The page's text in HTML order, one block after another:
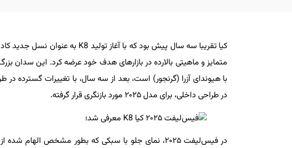
متمایز و ماهیتی بالارده در بازارهای هدف خود عرضه کرد. این سدان
با هیوندای آزرا (گرنجور) است، بعد از سه سال، با تغییرات گسترده
در طراحی داخلی، برای مدل ۲۰۲۵ مورد بازنگری قرار گرفته.